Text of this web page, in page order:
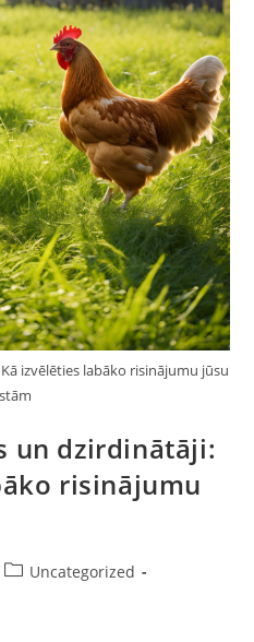
izvēlēties labāko risinājumu jūsu
un dzirdinātāji:
risinājumu
Uncategorized